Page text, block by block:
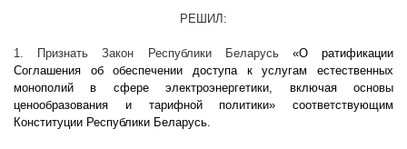
РЕШИЛ:
1. Признать Закон Республики Беларусь «О ратификации
Соглашения об обеспечении доступа к услугам естественных
монополий в сфере электроэнергетики, включая основы
ценообразования и тарифной политики» соответствующим
Конституции Республики Беларусь.